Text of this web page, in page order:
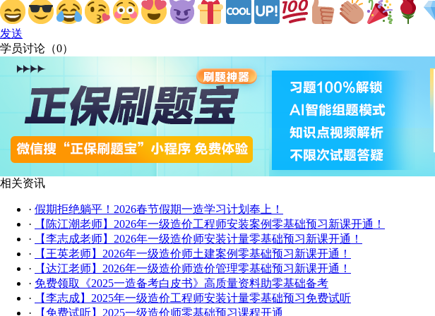
发送
学员讨论（0）
相关资讯
· 假期拒绝躺平！2026春节假期一造学习计划奉上！
·
【陈江潮老师】2026年一级造价工程师安装案例零基础预习新课开通！
·
【李志成老师】2026年一级造价师安装计量零基础预习新课开通！
·
【王英老师】2026年一级造价师土建案例零基础预习新课开通！
·
【达江老师】2026年一级造价师造价管理零基础预习新课开通！
· 免费领取《2025一造备考白皮书》高质量资料助零基础备考
·
【李志成】2025年一级造价工程师安装计量零基础预习免费试听
·
【免费试听】2025一级造价师零基础预习课程开通